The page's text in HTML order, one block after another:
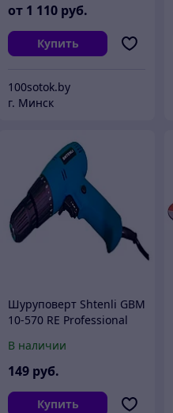
от 1 110 руб.
Купить
100sotok.by
г. Минск
Шуруповерт Shtenli GBM
10-570 RE Professional
В наличии
149 руб.
Купить